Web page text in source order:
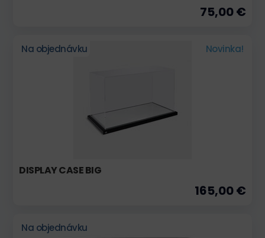
75,00 €
Na objednávku Novinka!
DISPLAY CASE BIG
165,00 €
Na objednávku